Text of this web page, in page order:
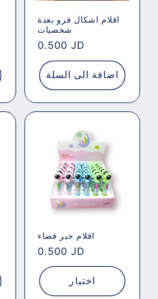
اقلام اشكال فرو بعدة
شخصيات
Regular
price
0.500 JD
اضافة الى السلة
اقلام حبر فضاء
Regular
price
0.500 JD
اختيار